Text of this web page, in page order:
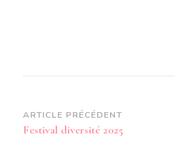
Navigation
d’article
ARTICLE PRÉCÉDENT
Festival diversité 2025